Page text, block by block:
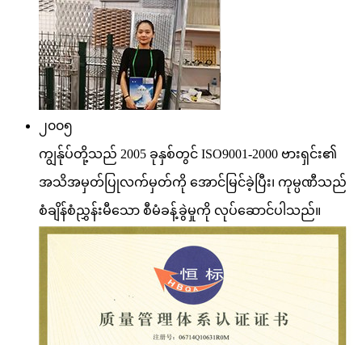
၂၀၀၅
ကျွန်ုပ်တို့သည် 2005 ခုနှစ်တွင် ISO9001-2000 ဗားရှင်း၏
အသိအမှတ်ပြုလက်မှတ်ကို အောင်မြင်ခဲ့ပြီး၊ ကုမ္ပဏီသည်
စံချိန်စံညွှန်းမီသော စီမံခန့်ခွဲမှုကို လုပ်ဆောင်ပါသည်။